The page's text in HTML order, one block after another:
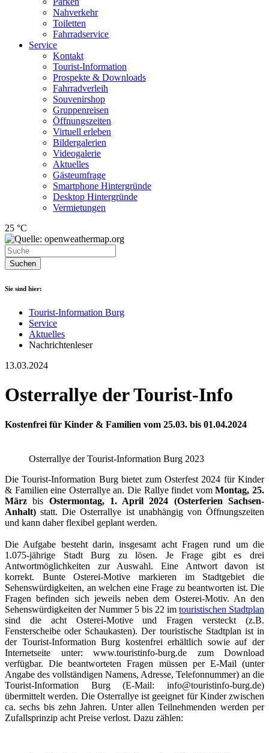
Nahverkehr
Toiletten
Fahrradservice
Service
Kontakt
Tourist-Information
Prospekte & Downloads
Fahrradverleih
Souvenirshop
Gruppenreisen
Öffnungszeiten
Virtuell erleben
Bildergalerien
Videogalerie
Aktuelles
Gästeumfrage
Smartphone Hintergründe
Desktop Hintergründe
Vermietungen
25 °C
Suchen
Sie sind hier:
Tourist-Information Burg
Service
Aktuelles
Nachrichtenleser
13.03.2024
Osterrallye der Tourist-Info
Kostenfrei für Kinder & Familien vom 25.03. bis 01.04.2024
Osterrallye der Tourist-Information Burg 2023
Die Tourist-Information Burg bietet zum Osterfest 2024 für Kinder
& Familien eine Osterrallye an. Die Rallye findet vomMontag, 25.
März bis Ostermontag, 1. April 2024 (Osterferien Sachsen-
Anhalt)statt. Die Osterrallye ist unabhängig von Öffnungszeiten
und kann daher flexibel geplant werden.
Die Aufgabe besteht darin, insgesamt acht Fragen rund um die
1.075-jährige Stadt Burg zu lösen. Je Frage gibt es drei
Antwortmöglichkeiten zur Auswahl. Eine Antwort davon ist
korrekt. Bunte Osterei-Motive markieren im Stadtgebiet die
Sehenswürdigkeiten, an welchen eine Frage zu beantworten ist. Die
Fragen befinden sich jeweils neben dem Osterei-Motiv. An den
Sehenswürdigkeiten der Nummer 5 bis 22 im touristischen Stadtplan
sind die acht Osterei-Motive und Fragen versteckt (z.B.
Fensterscheibe oder Schaukasten). Der touristische Stadtplan ist in
der Tourist-Information Burg kostenfrei erhältlich sowie auf der
Internetseite unter: www.touristinfo-burg.de zum Download
verfügbar. Die beantworteten Fragen müssen per E-Mail (unter
Angabe des vollständigen Namens, Adresse, Telefonnummer) an die
Tourist-Information Burg (E-Mail: info@touristinfo-burg.de)
übermittelt werden. Die Osterrallye ist geeignet für Kinder zwischen
ca. sechs bis zehn Jahren. Unter allen Teilnehmenden werden per
Zufallsprinzip acht Preise verlost. Dazu zählen: